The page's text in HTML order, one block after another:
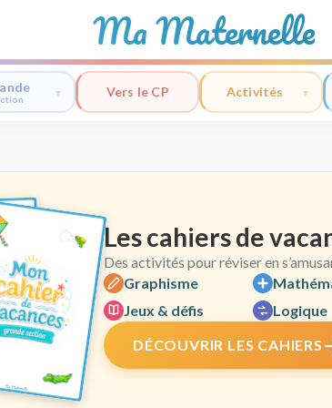
Ma Maternelle
Vers le CP Activités
Les cahiers de
Des activités pour réviser en
Graphisme
Jeux & défis
Logique
DÉCOUVRIR LES CAHIERS